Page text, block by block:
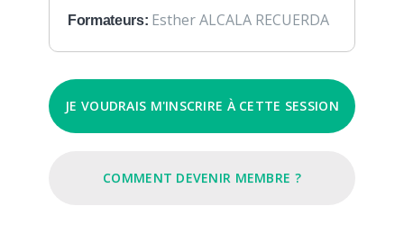
Formateurs: Esther ALCALA RECUERDA
JE VOUDRAIS M'INSCRIRE À CETTE SESSION
COMMENT DEVENIR MEMBRE ?